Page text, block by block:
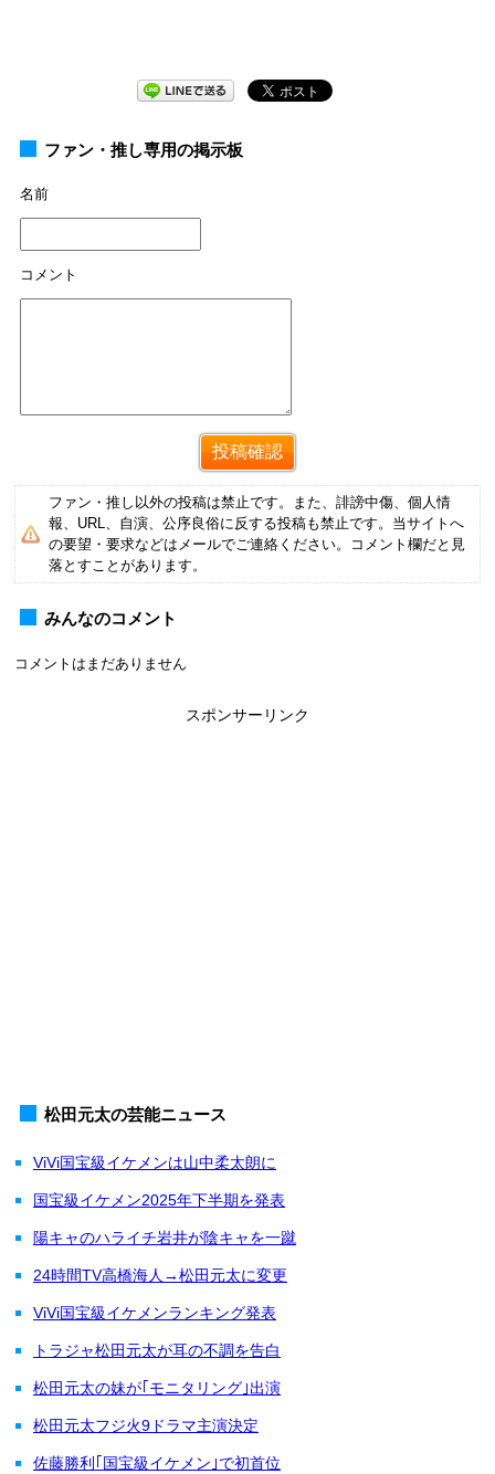
ファン・推し専用の掲示板
名前
コメント
ファン・推し以外の投稿は禁止です。また、誹謗中傷、個人情
報、URL、自演、公序良俗に反する投稿も禁止です。当サイトへ
の要望・要求などはメールでご連絡ください。コメント欄だと見
落とすことがあります。
みんなのコメント
コメントはまだありません
スポンサーリンク
松田元太の芸能ニュース
ViVi国宝級イケメンは山中柔太朗に
国宝級イケメン2025年下半期を発表
陽キャのハライチ岩井が陰キャを一蹴
24時間TV高橋海人→松田元太に変更
ViVi国宝級イケメンランキング発表
トラジャ松田元太が耳の不調を告白
松田元太の妹が｢モニタリング｣出演
松田元太フジ火9ドラマ主演決定
佐藤勝利｢国宝級イケメン｣で初首位